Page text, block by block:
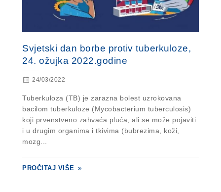
Svjetski dan borbe protiv tuberkuloze,
24. ožujka 2022.godine
24/03/2022
Tuberkuloza (TB) je zarazna bolest uzrokovana
bacilom tuberkuloze (Mycobacterium tuberculosis)
koji prvenstveno zahvaća pluća, ali se može pojaviti
i u drugim organima i tkivima (bubrezima, koži,
mozg...
PROČITAJ VIŠE